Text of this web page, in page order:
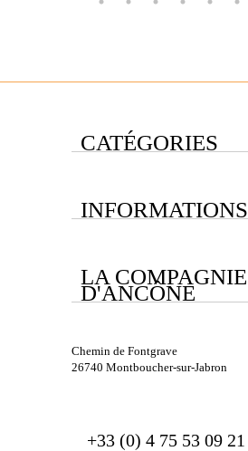
CATÉGORIES
INFORMATIONS
LA COMPAGNIE
D'ANCÔNE
Chemin de Fontgrave
26740 Montboucher-sur-Jabron
+33 (0) 4 75 53 09 21